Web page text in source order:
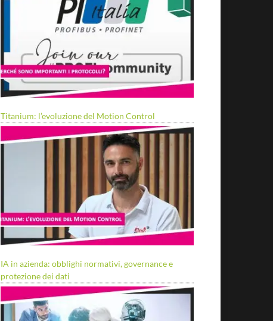
Titanium: l’evoluzione del Motion Control
IA in azienda: obblighi normativi, governance e
protezione dei dati